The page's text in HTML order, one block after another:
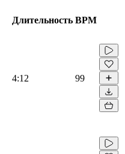
Длительность BPM
4:12 99